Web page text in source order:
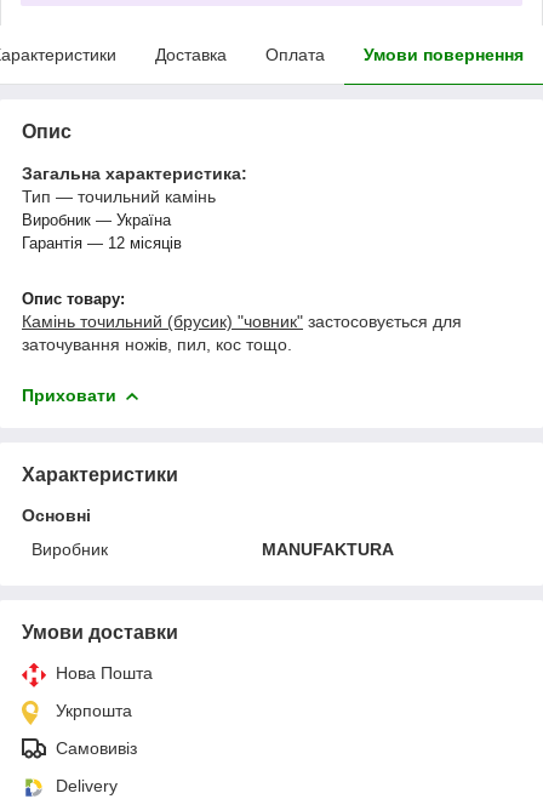
Доставка Оплата Умови повернення
Опис
Загальна характеристика:
Тип — точильний камінь
Виробник — Україна
Гарантія — 12 місяців
Опис товару:
Камінь точильний (брусик) "човник" застосовується для
заточування ножів, пил, кос тощо.
Приховати
Характеристики
Основні
Виробник
MANUFAKTURA
Умови доставки
Нова Пошта
Укрпошта
Самовивіз
Delivery